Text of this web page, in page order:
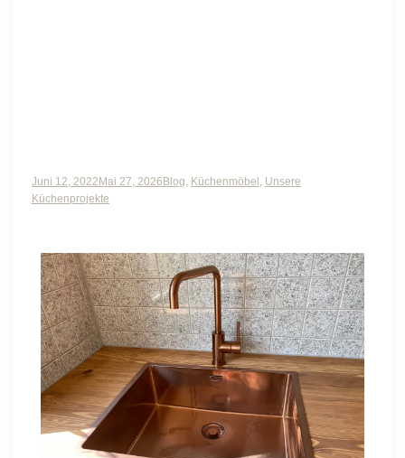
Juni 12, 2022 Mai 27, 2026 Blog, Küchenmöbel , Unsere
Küchenprojekte